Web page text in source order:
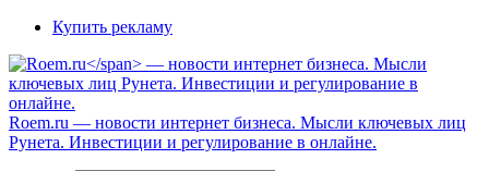
Купить рекламу
Roem.ru — новости интернет бизнеса. Мысли ключевых лиц
Рунета. Инвестиции и регулирование в онлайне.